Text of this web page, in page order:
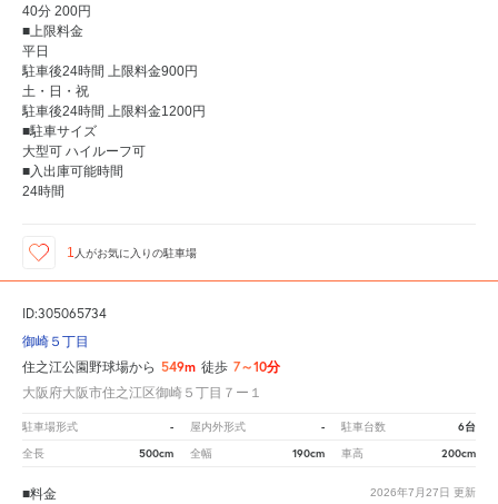
40分 200円
■上限料金
平日
駐車後24時間 上限料金900円
土・日・祝
駐車後24時間 上限料金1200円
■駐車サイズ
大型可 ハイルーフ可
■入出庫可能時間
24時間
1 人がお気に入りの駐車場
ID:305065734
御崎５丁目
住之江公園野球場から 549m 徒歩 7～10分
大阪府大阪市住之江区御崎５丁目７ー１
駐車場形式 - 屋内外形式 - 駐車台数 6台
全長 500cm 全幅 190cm 車高 200cm
2026年7月27日 更新
■料金